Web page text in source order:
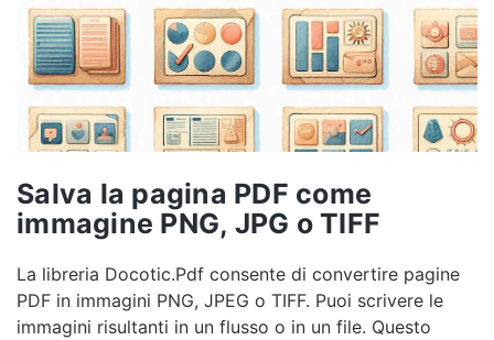
Salva la pagina PDF come
immagine PNG, JPG o TIFF
La libreria Docotic.Pdf consente di convertire pagine
PDF in immagini PNG, JPEG o TIFF. Puoi scrivere le
immagini risultanti in un flusso o in un file. Questo